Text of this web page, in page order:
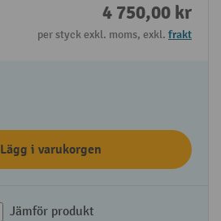
4 750,00 kr
per styck exkl. moms, exkl. frakt
Lägg i varukorgen
Jämför produkt